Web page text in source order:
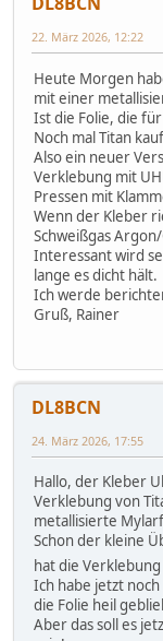
22. März 2026, 12:22
Heute Morgen
mit einer
Ist die Folie, die
Noch mal Titan
Also ein neuer
Verklebung mit
Pressen mit
Wenn der Kleber
Schweißgas
Interessant wird
lange es dicht hält.
Ich werde
Gruß, Rainer
DL8BCN
24. März 2026, 17:55
Hallo, der Kleber
Verklebung von
metallisierte
Schon der kleine
hat die
Ich habe jetzt
die Folie heil
Aber das soll es